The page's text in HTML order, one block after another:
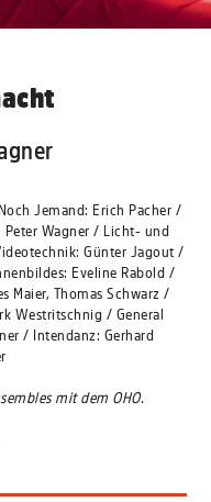
Jemand: Erich Pacher /
Wagner / Licht- und
Günter Jagout /
Eveline Rabold /
Maier, Thomas Schwarz /
Westritschnig / General
/ Intendanz: Gerhard
mit dem OHO.